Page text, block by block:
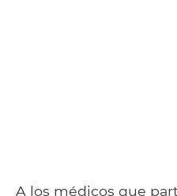
A los médicos que